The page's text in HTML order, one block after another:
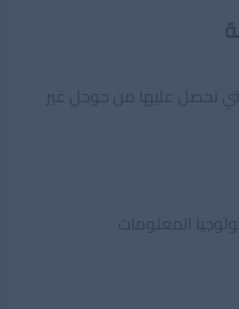
تحصل عليها من جوجل غير
المعلومات